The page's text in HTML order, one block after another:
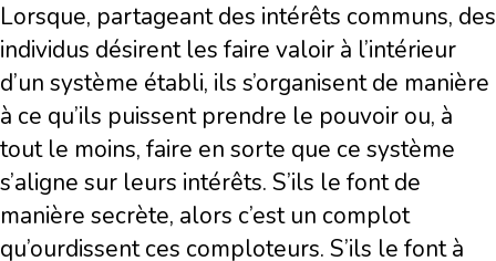
Lorsque, partageant des intérêts communs, des
individus désirent les faire valoir à l’intérieur
d’un système établi, ils s’organisent de manière
à ce qu’ils puissent prendre le pouvoir ou, à
tout le moins, faire en sorte que ce système
s’aligne sur leurs intérêts. S’ils le font de
manière secrète, alors c’est un complot
qu’ourdissent ces comploteurs. S’ils le font à